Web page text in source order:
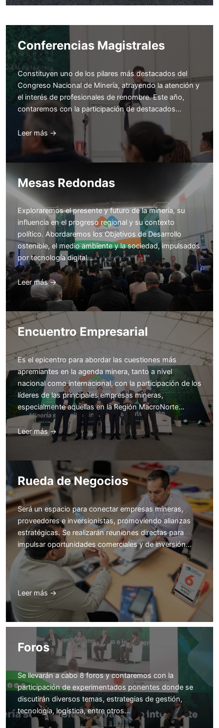
Conferencias Magistrales
Constituyen uno de los pilares más destacados del
Congreso Nacional de Minería, atrayendo la atención y
el interés de profesionales de renombre. Este año,
contaremos con la participación de destacados…
Leer más →
Mesas Redondas
Exploraremos el presente y futuro de la minería, su
influencia en el progreso regional y su contexto
político. Abordaremos los Objetivos de Desarrollo
ostenible, el medio ambiente y la sociedad, impulsados
por tecnología digital…
Leer más →
Encuentro Empresarial
Es el epicentro para abordar las cuestiones más
apremiantes en la agenda minera, tanto a nivel
nacional como internacional, con la participación de los
líderes de las principales empresas mineras,
especialmente aquellas en la Región MacroNorte…
Leer más →
Rueda de Negocios
Será un espacio para conectar empresas mineras,
proveedores e inversionistas, promoviendo alianzas
estratégicas. Se realizarán reuniones directas para
impulsar oportunidades comerciales y de inversión…
Leer más →
Foros
Se llevarán a cabo 8 foros y contaremos con la
participación de experimentados ponentes donde se
discutirán diversos temas, estrategias de gestión,
tecnología, logística, entre otros…